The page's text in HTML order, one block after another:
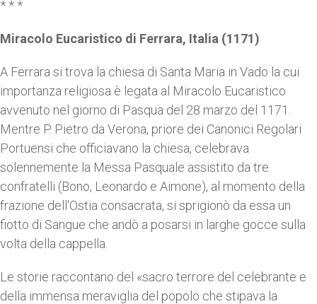
* * *
Miracolo Eucaristico di Ferrara, Italia (1171)
A Ferrara si trova la chiesa di Santa Maria in Vado la cui
importanza religiosa è legata al Miracolo Eucaristico
avvenuto nel giorno di Pasqua del 28 marzo del 1171.
Mentre P. Pietro da Verona, priore dei Canonici Regolari
Portuensi che officiavano la chiesa, celebrava
solennemente la Messa Pasquale assistito da tre
confratelli (Bono, Leonardo e Aimone), al momento della
frazione dell'Ostia consacrata, si sprigionò da essa un
fiotto di Sangue che andò a posarsi in larghe gocce sulla
volta della cappella.
Le storie raccontano del «sacro terrore del celebrante e
della immensa meraviglia del popolo che stipava la